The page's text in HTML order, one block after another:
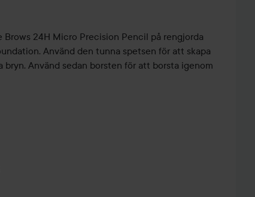
Brows 24H Micro Precision Pencil på rengjorda
Använd den tunna spetsen för att skapa
Använd sedan borsten för att borsta igenom